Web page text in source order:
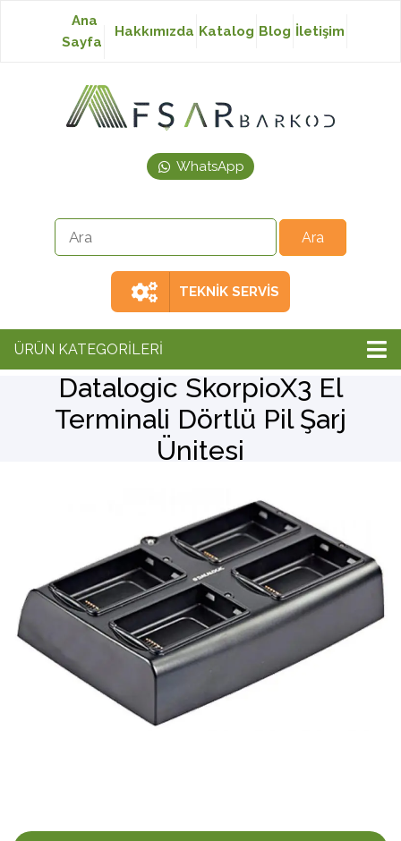
Baskısız Etiket
Japon Akmaz Yıkama
Ribon
Barkod Yazıcı
Ana
Sayfa
Hakkımızda Katalog Blog İletişim
WhatsApp
TEKNİK SERVİS
ÜRÜN KATEGORİLERİ
Datalogic SkorpioX3 El
Terminali Dörtlü Pil Şarj
Ünitesi